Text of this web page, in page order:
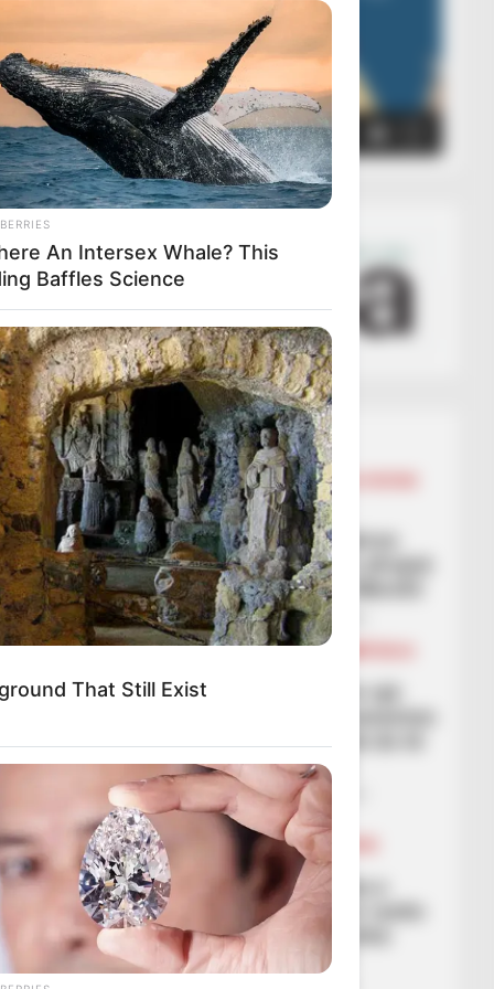
00:00 00:05
Lajmet më të lexuara
BALLINA BALLINA STATIKE BOTA STATIKE
FUTBOLL BOTA
ITALI/SPANJË/ANGLI/GJERMANI
Atletiko e Madridit turpëron
Barcelonën, 4 gola që e afrojnë
me finalen e Kupës së Mbretit
February 12, 2026 Sport Ekspres
BALLINA BALLINA STATIKE
“Ishim me fat vetëm për një
grupin e Shqipërisë: Nuk do të
udhëtojmë shumë larg
February 12, 2026 Sport Ekspres
BALLINA
BALLINA STATIKE
FUTBOLL SHQIPTAR
KAT. SUPERIORE
SUPERIORE STATIKE
“Mos u nxitoni”! Shoqata e
Arbitrave jep pamjet për rastin
te Elbasani-Partizani: Ishte
penallti sepse kontakti
An Intersex Whale? This
Baffles Science
That Still Exist